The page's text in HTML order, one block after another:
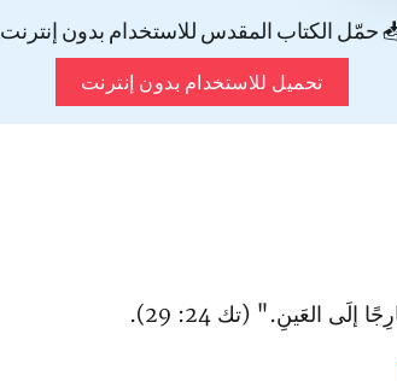
حمّل الكتاب المقدس للاستخدام بدون إنترنت
تحميل للاستخدام بدون إنترنت
العَينِ." (تك 24: 29).